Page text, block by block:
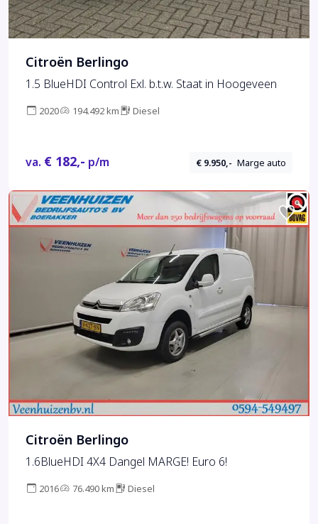
Citroën Berlingo
1.5 BlueHDI Control Exl. b.t.w. Staat in Hoogeveen
2020 194.492 km Diesel
va. € 182,- p/m € 9.950,- Marge auto
Citroën Berlingo
1.6BlueHDI 4X4 Dangel MARGE! Euro 6!
2016 76.490 km Diesel